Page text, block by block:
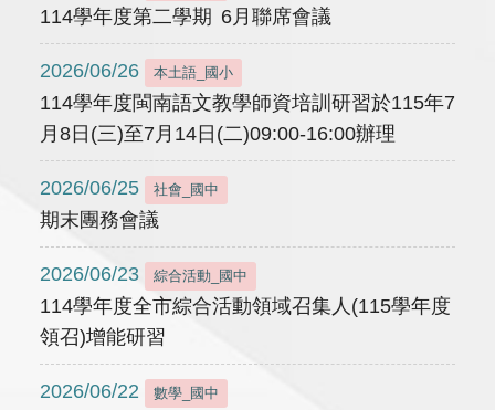
114學年度第二學期 6月聯席會議
2026/06/26 本土語_國小
114學年度閩南語文教學師資培訓研習於115年7
月8日(三)至7月14日(二)09:00-16:00辦理
2026/06/25 社會_國中
期末團務會議
2026/06/23 綜合活動_國中
114學年度全市綜合活動領域召集人(115學年度
領召)增能研習
2026/06/22 數學_國中